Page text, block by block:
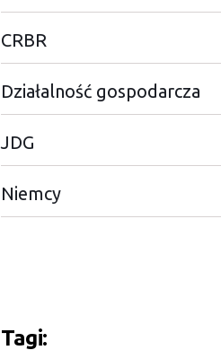
CRBR
Działalność gospodarcza
JDG
Niemcy
Tagi: